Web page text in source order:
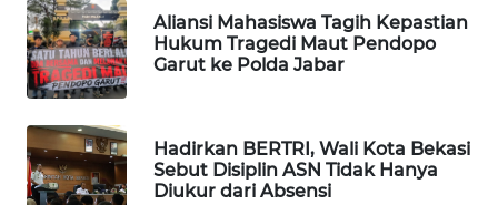
Aliansi Mahasiswa Tagih Kepastian
Hukum Tragedi Maut Pendopo
Garut ke Polda Jabar
Hadirkan BERTRI, Wali Kota Bekasi
Sebut Disiplin ASN Tidak Hanya
Diukur dari Absensi
WAHANA
PERSONA
WAHANA
WAHANA
HEALTH